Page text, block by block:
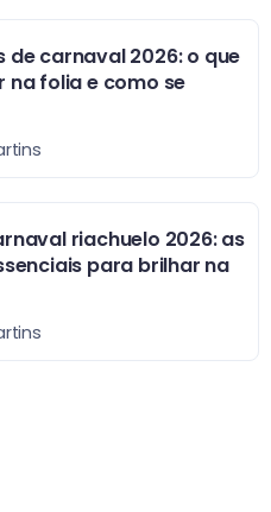
de carnaval 2026: o que
na folia e como se
riachuelo 2026: as
para brilhar na